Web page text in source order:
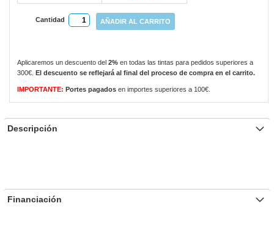
Cantidad AÑADIR AL CARRITO
Aplicaremos un descuento del 2% en todas las tintas para pedidos superiores a
300€.
El descuento se reflejará al final del proceso de compra en el carrito.
IMPORTANTE: Portes pagados en importes superiores a 100€.
Descripción
Financiación